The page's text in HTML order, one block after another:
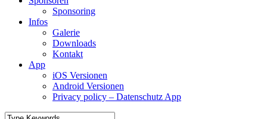
Sponsoring
Infos
Galerie
Downloads
Kontakt
App
iOS Versionen
Android Versionen
Privacy policy – Datenschutz App